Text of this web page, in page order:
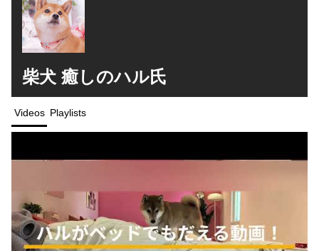
柴犬 癒しのハル氏
Videos Playlists